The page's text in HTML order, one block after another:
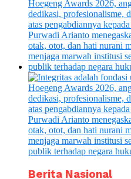
Berita Nasional